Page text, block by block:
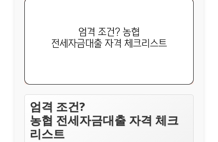
엄격 조건?
농협 전세자금대출 자격 체크
리스트